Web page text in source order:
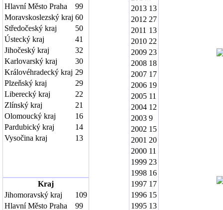
Hlavní Město Praha
99
Moravskoslezský kraj 60
Středočeský kraj
50
Ústecký kraj
41
Jihočeský kraj
32
Karlovarský kraj
30
Královéhradecký kraj 29
Plzeňský kraj
29
Liberecký kraj
22
Zlínský kraj
21
Olomoucký kraj
16
Pardubický kraj
14
Vysočina kraj
13
Kraj
Jihomoravský kraj
109
Hlavní Město Praha
99
2013 13
2012 27
2011 13
2010 22
2009 23
2008 18
2007 17
2006 19
2005 11
2004 12
2003 9
2002 15
2001 20
2000 11
1999 23
1998 16
1997 17
1996 15
1995 13